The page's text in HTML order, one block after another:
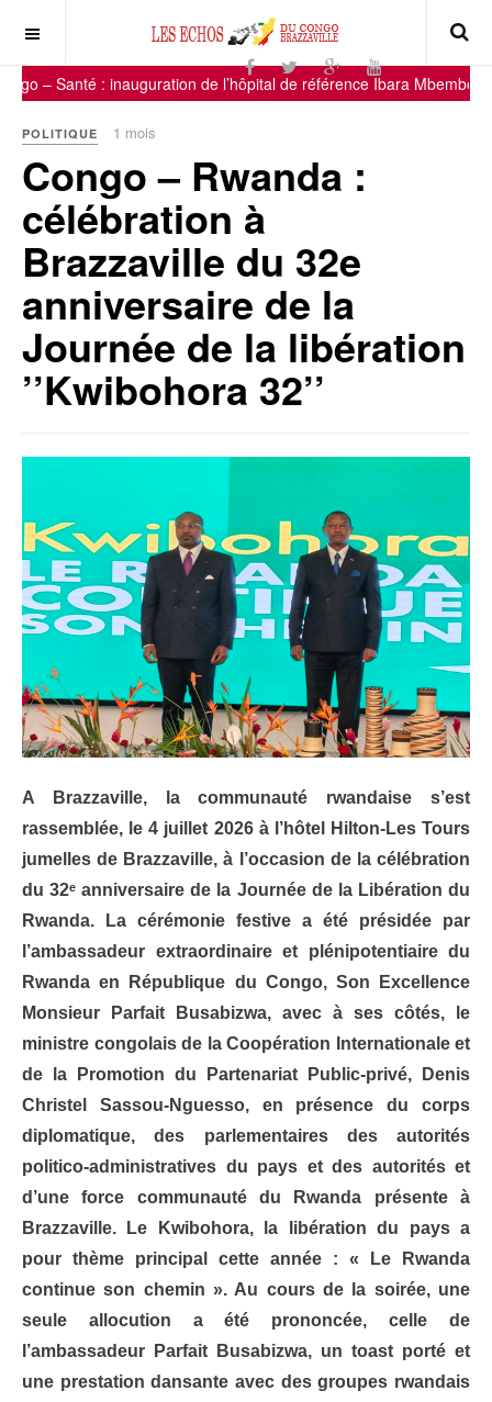
: inauguration de l’hôpital de référence Ibara Mbembé d’Ollombo,
POLITIQUE 1 mois
Congo – Rwanda :
célébration à
Brazzaville du 32e
anniversaire de la
Journée de la libération
’’Kwibohora 32’’
A Brazzaville, la communauté rwandaise s’est
rassemblée, le 4 juillet 2026 à l’hôtel Hilton-Les Tours
jumelles de Brazzaville, à l’occasion de la célébration
du 32ᵉ anniversaire de la Journée de la Libération du
Rwanda. La cérémonie festive a été présidée par
l’ambassadeur extraordinaire et plénipotentiaire du
Rwanda en République du Congo, Son Excellence
Monsieur Parfait Busabizwa, avec à ses côtés, le
ministre congolais de la Coopération Internationale et
de la Promotion du Partenariat Public-privé, Denis
Christel Sassou-Nguesso, en présence du corps
diplomatique, des parlementaires des autorités
politico-administratives du pays et des autorités et
d’une force communauté du Rwanda présente à
Brazzaville. Le Kwibohora, la libération du pays a
pour thème principal cette année : « Le Rwanda
continue son chemin ». Au cours de la soirée, une
seule allocution a été prononcée, celle de
l’ambassadeur Parfait Busabizwa, un toast porté et
une prestation dansante avec des groupes rwandais